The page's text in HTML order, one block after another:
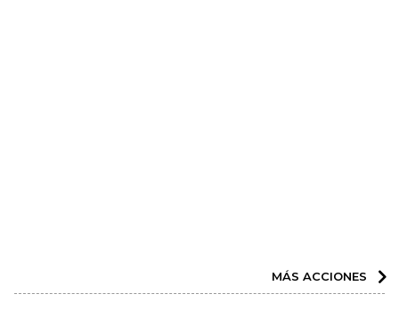
MÁS ACCIONES